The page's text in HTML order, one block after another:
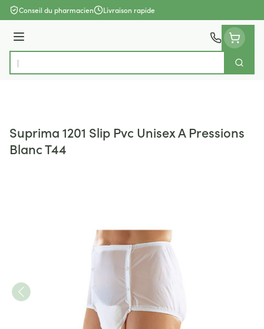
Aller au contenu
Conseil du pharmacien Livraison rapide
Menu
Rechercher
Suprima 1201 Slip Pvc Unisex A Pressions
Blanc T44